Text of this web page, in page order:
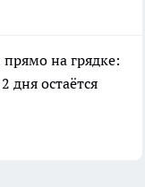
на грядке:
дня остаётся